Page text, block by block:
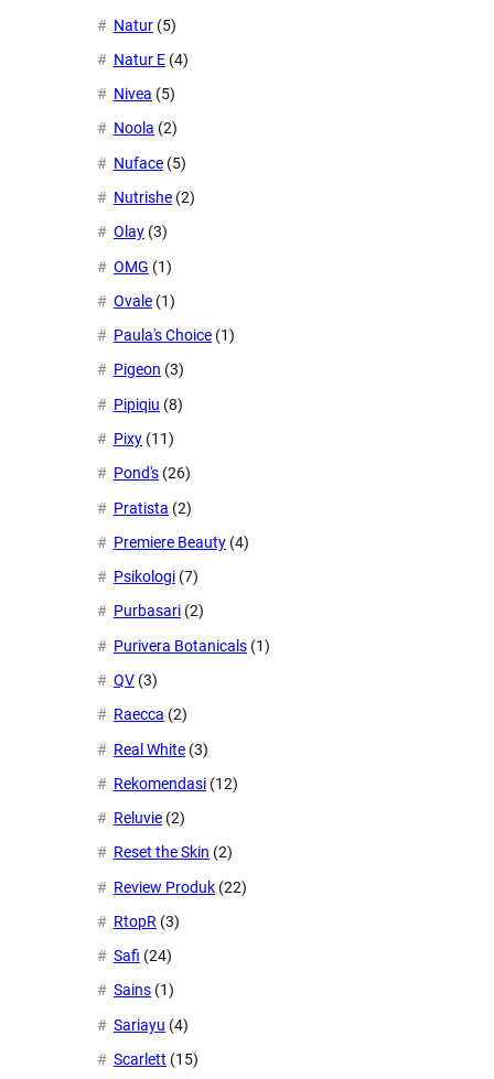
Natur (5)
Natur E (4)
Nivea (5)
Noola (2)
Nuface (5)
Nutrishe (2)
Olay (3)
OMG (1)
Ovale (1)
Paula's Choice (1)
Pigeon (3)
Pipiqiu (8)
Pixy (11)
Pond's (26)
Pratista (2)
Premiere Beauty (4)
Psikologi (7)
Purbasari (2)
Purivera Botanicals (1)
QV (3)
Raecca (2)
Real White (3)
Rekomendasi (12)
Reluvie (2)
Reset the Skin (2)
Review Produk (22)
RtopR (3)
Safi (24)
Sains (1)
Sariayu (4)
Scarlett (15)